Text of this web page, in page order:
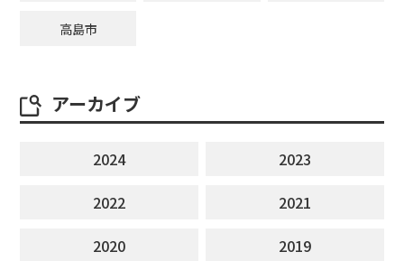
高島市
アーカイブ
2024
2023
2022
2021
2020
2019